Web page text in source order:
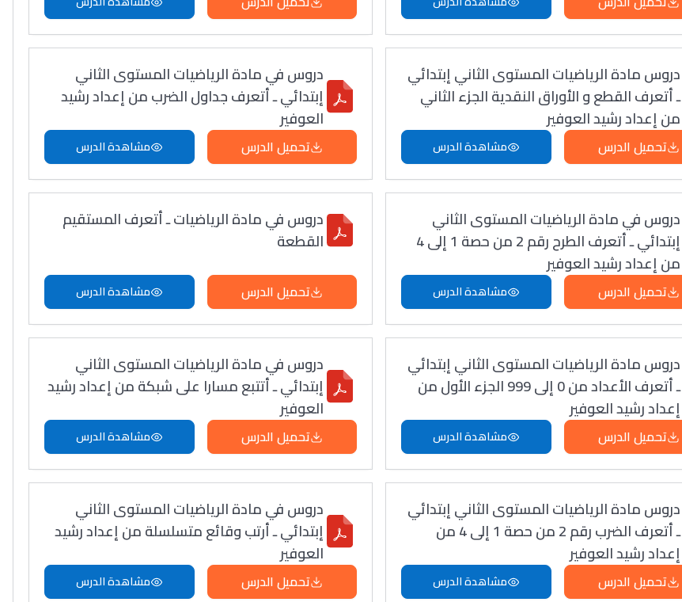
دروس مادة الرياضيات المستوى الثاني إبتدائي
ـ أتعرف القطع و الأوراق النقدية الجزء الثاني
من إعداد رشيد العوفير
تحميل الدرس مشاهدة الدرس
دروس في مادة الرياضيات المستوى الثاني
إبتدائي ـ أتعرف جداول الضرب من إعداد رشيد
العوفير
تحميل الدرس مشاهدة الدرس
دروس في مادة الرياضيات المستوى الثاني
إبتدائي ـ أتعرف الطرح رقم 2 من حصة 1 إلى 4
من إعداد رشيد العوفير
تحميل الدرس مشاهدة الدرس
دروس في مادة الرياضيات ـ أتعرف المستقيم
القطعة
تحميل الدرس مشاهدة الدرس
دروس مادة الرياضيات المستوى الثاني إبتدائي
ـ أتعرف الأعداد من 0 إلى 999 الجزء الأول من
إعداد رشيد العوفير
تحميل الدرس مشاهدة الدرس
دروس في مادة الرياضيات المستوى الثاني
إبتدائي ـ أتتبع مسارا على شبكة من إعداد رشيد
العوفير
تحميل الدرس مشاهدة الدرس
دروس مادة الرياضيات المستوى الثاني إبتدائي
ـ أتعرف الضرب رقم 2 من حصة 1 إلى 4 من
إعداد رشيد العوفير
تحميل الدرس مشاهدة الدرس
دروس في مادة الرياضيات المستوى الثاني
إبتدائي ـ أرتب وقائع متسلسلة من إعداد رشيد
العوفير
تحميل الدرس مشاهدة الدرس